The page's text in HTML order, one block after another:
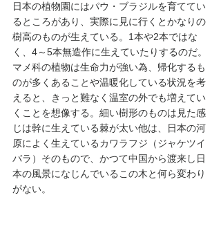
日本の植物園にはパウ・ブラジルを育ててい
るところがあり、実際に見に行くとかなりの
樹高のものが生えている。1本や2本ではな
く、4～5本無造作に生えていたりするのだ。
マメ科の植物は生命力が強い為、帰化するも
のが多くあることや温暖化している状況を考
えると、きっと難なく温室の外でも増えてい
くことを想像する。細い樹形のものは見た感
じは幹に生えている棘が太い他は、日本の河
原によく生えているカワラフジ（ジャケツイ
バラ）そのもので、かつて中国から渡来し日
本の風景になじんでいるこの木と何ら変わり
がない。